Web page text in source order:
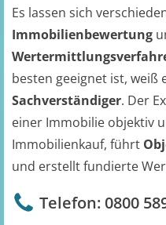
Es lassen sich
Immobilienbewertung
besten geeignet ist, weiß
Sachverständiger. Der
einer Immobilie objektiv
Immobilienkauf, führt
und erstellt fundierte
Telefon: 0800